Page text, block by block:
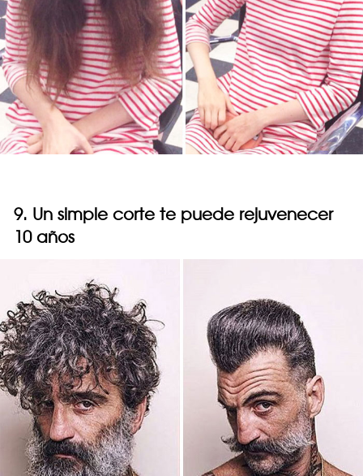
9. Un simple corte te puede rejuvenecer
10 años